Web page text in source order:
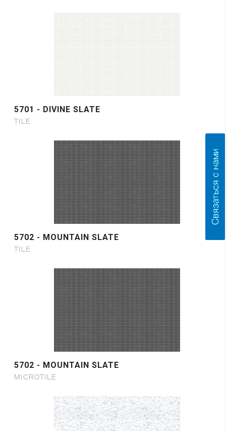
5701 - DIVINE SLATE
TILE
5702 - MOUNTAIN SLATE
TILE
5702 - MOUNTAIN SLATE
MICROTILE